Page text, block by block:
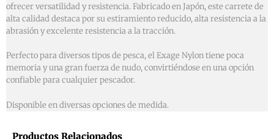
ofrecer versatilidad y resistencia. Fabricado en Japón, este carrete de
alta calidad destaca por su estiramiento reducido, alta resistencia a la
abrasión y excelente resistencia a la tracción.
Perfecto para diversos tipos de pesca, el Exage Nylon tiene poca
memoria y una gran fuerza de nudo, convirtiéndose en una opción
confiable para cualquier pescador.
Disponible en diversas opciones de medida.
Productos Relacionados